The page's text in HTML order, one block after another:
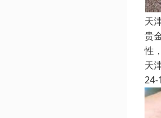
天
贵
性
天
24-